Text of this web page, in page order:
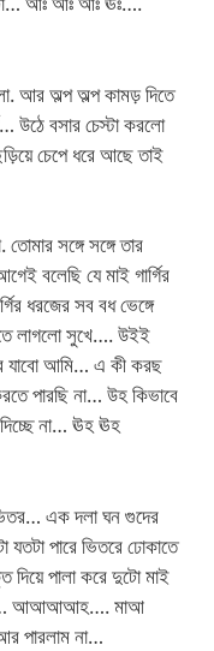
আর অল্প অল্প কামড় দিতে
উঠে বসার চেস্টা করলো
চেপে ধরে আছে তাই
সঙ্গে সঙ্গে তার
বলেছি যে মাই গার্গির
ধরজের সব বধ ভেঙ্গে
লাগলো সুখে…. উইই
আমি… এ কী করছ
পারছি না… উহ কিভাবে
না… ঊহ ঊহ
এক দলা ঘন গুদের
পারে ভিতরে ঢোকাতে
দিয়ে পালা করে দুটো মাই
আআআআহ…. মাআ
না…